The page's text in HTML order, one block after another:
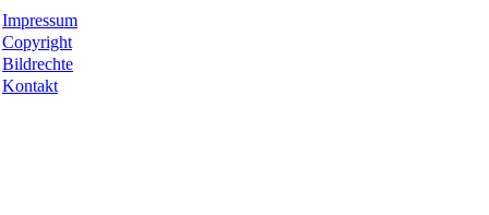
Impressum
Copyright
Bildrechte
Kontakt